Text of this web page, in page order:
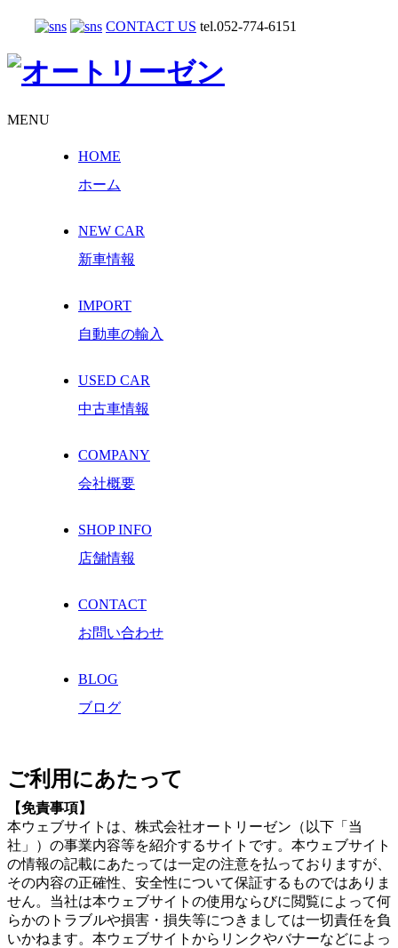
CONTACT US tel.052-774-6151
MENU
HOME
ホーム
NEW CAR
新車情報
IMPORT
自動車の輸入
USED CAR
中古車情報
COMPANY
会社概要
SHOP INFO
店舗情報
CONTACT
お問い合わせ
BLOG
ブログ
ご利用にあたって
【免責事項】
本ウェブサイトは、株式会社オートリーゼン（以下「当
社」）の事業内容等を紹介するサイトです。本ウェブサイト
の情報の記載にあたっては一定の注意を払っておりますが、
その内容の正確性、安全性について保証するものではありま
せん。当社は本ウェブサイトの使用ならびに閲覧によって何
らかのトラブルや損害・損失等につきましては一切責任を負
いかねます。本ウェブサイトからリンクやバナーなどによっ